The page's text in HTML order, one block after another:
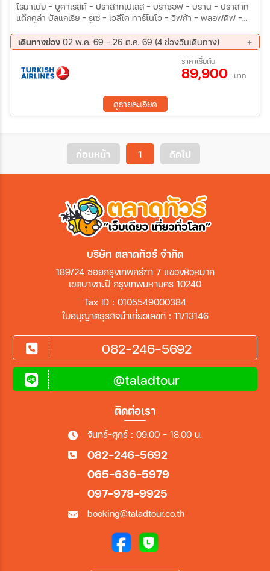
โรมาเนีย - บูคาเรสต์ - ปราสาทเปเลส – บราซอฟ - บราน - ปราสาท
แด๊กคูล่า บัลแกเรีย - รูเซ่ - เวลีโค ทาร์โนโว – วิฟก้า – พลอฟดิฟ –
เดินทางช่วง 02 พ.ค. 69 - 26 ต.ค. 69 (4 ช่วงวันเดินทาง)
19 ต.ค. 69 - 26 ต.ค. 69
02 ธ.ค. 69 - 09 ธ.ค. 69
27 ธ.ค. 69 - 03 ม.ค. 70
ราคาเริ่มต้น
89,900 บาท
ดูรายละเอียด
ก่อนหน้า 1 ถัดไป
บริษัท ตลาดทัวร์ จำกัด
189/24 ซอยกรุงเทพกรีฑา 7 แขวงหัวหมาก
เขตบางกะปิ กรุงเทพมหานคร 10240
Tax ID : 0105549000384
ใบอนุญาตธุรกิจนำเที่ยวเลขที่ : 11/13146
082-246-5692
@taladtour
ติดต่อเรา
จันทร์-ศุกร์ : 09.00 - 18.00 น.
082-246-5692
065-636-5979
097-978-9925
booking@taladtour.co.th